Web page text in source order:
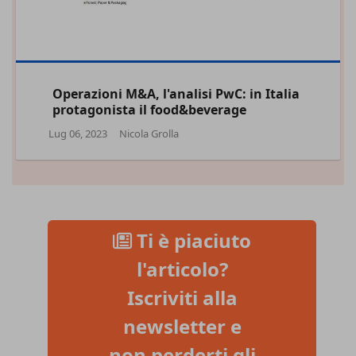
Operazioni M&A, l'analisi PwC: in Italia
protagonista il food&beverage
Lug 06, 2023 Nicola Grolla
Ti è piaciuto
l'articolo?
Iscriviti alla
newsletter e